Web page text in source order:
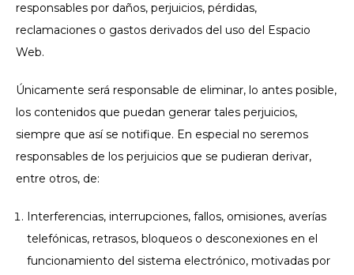
responsables por daños, perjuicios, pérdidas,
reclamaciones o gastos derivados del uso del Espacio
Web.
Únicamente será responsable de eliminar, lo antes posible,
los contenidos que puedan generar tales perjuicios,
siempre que así se notifique. En especial no seremos
responsables de los perjuicios que se pudieran derivar,
entre otros, de:
Interferencias, interrupciones, fallos, omisiones, averías
telefónicas, retrasos, bloqueos o desconexiones en el
funcionamiento del sistema electrónico, motivadas por